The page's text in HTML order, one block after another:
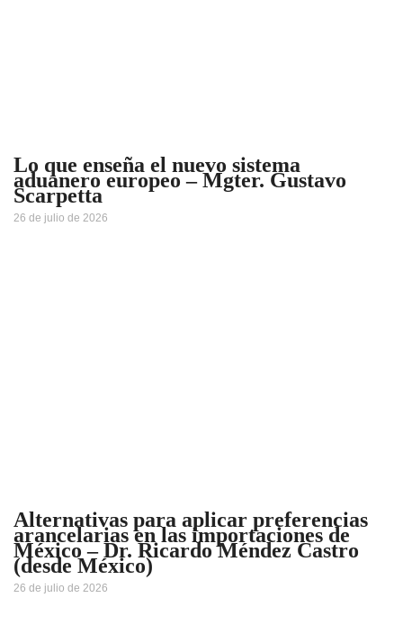
Lo que enseña el nuevo sistema
aduanero europeo – Mgter. Gustavo
Scarpetta
26 de julio de 2026
Alternativas para aplicar preferencias
arancelarias en las importaciones de
México – Dr. Ricardo Méndez Castro
(desde México)
26 de julio de 2026